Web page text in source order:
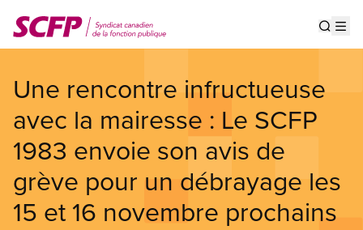
au
contenu
Une rencontre infructueuse
avec la mairesse : Le SCFP
1983 envoie son avis de
grève pour un débrayage les
15 et 16 novembre prochains